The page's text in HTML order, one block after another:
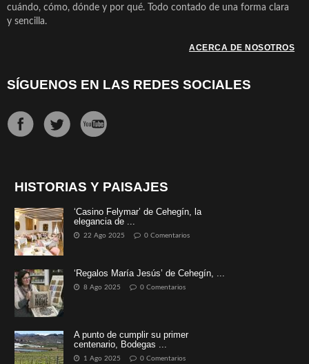
cuándo, cómo, dónde y por qué. Todo contado de una forma clara
y sencilla.
ACERCA DE NOSOTROS
SÍGUENOS EN LAS REDES SOCIALES
HISTORIAS Y PAISAJES
‘Casino Felymar’ de Cehegín, la
elegancia de ...
22 Ago 2025 0 Comentarios
‘Regalos María Jesús’ de Cehegín, ...
8 Ago 2025 0 Comentarios
A punto de cumplir su primer
centenario, Bodegas ...
1 Ago 2025 0 Comentarios